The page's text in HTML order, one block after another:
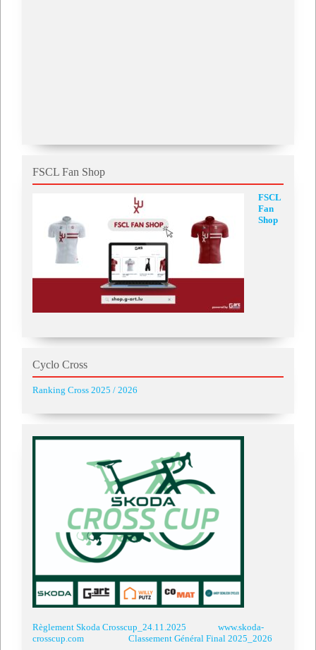
FSCL Fan Shop
FSCL
Fan
Shop
Cyclo Cross
Ranking Cross 2025 / 2026
Règlement Skoda Crosscup_24.11.2025
www.skoda-
crosscup.com
Classement Général Final 2025_2026